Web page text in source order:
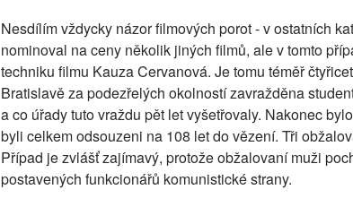
Nesdílím vždycky názor filmových porot - v ostatních
nominoval na ceny několik jiných filmů, ale v tomto
techniku filmu Kauza Cervanová. Je tomu téměř
Bratislavě za podezřelých okolností zavražděna
a co úřady tuto vraždu pět let vyšetřovaly. Nakonec
byli celkem odsouzeni na 108 let do vězení. Tři
Případ je zvlášť zajímavý, protože obžalovaní muži
postavených funkcionářů komunistické strany.